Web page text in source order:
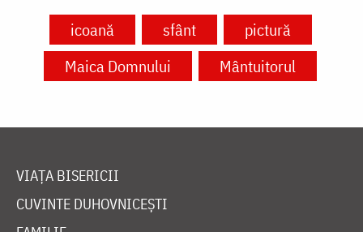
icoană sfânt
pictură
Maica Domnului
Mântuitorul
VIAȚA BISERICII
CUVINTE DUHOVNICEȘTI